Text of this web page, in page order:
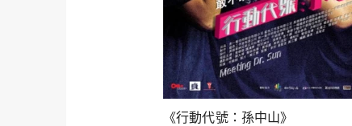
《行動代號：孫中山》